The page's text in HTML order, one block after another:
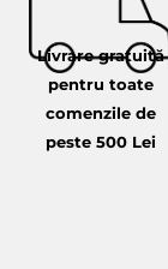
Livrare gratuită
pentru toate
comenzile de
peste 500 Lei